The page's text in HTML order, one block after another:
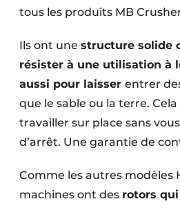
tous les produits MB
Ils ont une structure solide
résister à une utilisation à
aussi pour laisser entrer
que le sable ou la terre.
travailler sur place sans
d’arrêt. Une garantie de
Comme les autres modèles
machines ont des rotors